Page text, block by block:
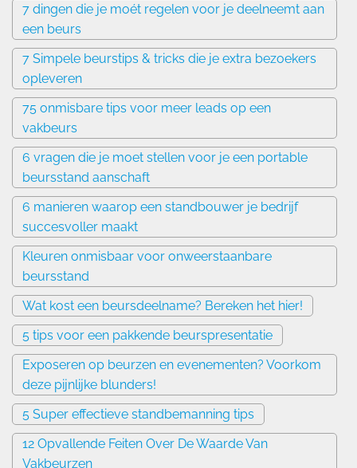
7 dingen die je moét regelen voor je deelneemt aan
een beurs
7 Simpele beurstips & tricks die je extra bezoekers
opleveren
75 onmisbare tips voor meer leads op een
vakbeurs
6 vragen die je moet stellen voor je een portable
beursstand aanschaft
6 manieren waarop een standbouwer je bedrijf
succesvoller maakt
Kleuren onmisbaar voor onweerstaanbare
beursstand
Wat kost een beursdeelname? Bereken het hier!
5 tips voor een pakkende beurspresentatie
Exposeren op beurzen en evenementen? Voorkom
deze pijnlijke blunders!
5 Super effectieve standbemanning tips
12 Opvallende Feiten Over De Waarde Van
Vakbeurzen